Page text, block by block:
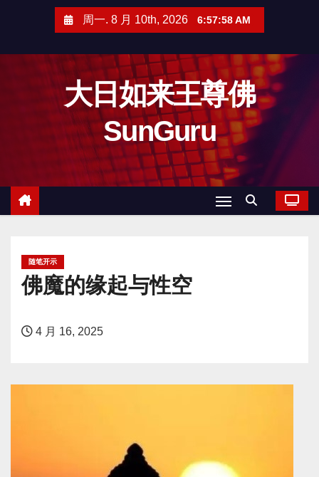
周一. 8 月 10th, 2026 6:57:59 AM
大日如来王尊佛
SunGuru
随笔开示
佛魔的缘起与性空
4 月 16, 2025